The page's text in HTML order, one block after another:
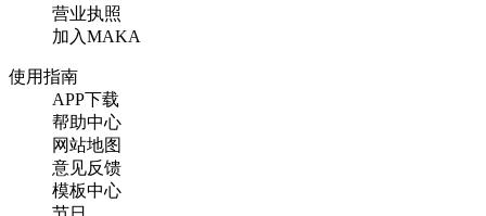
科技感炫彩感恩节商场促
销活动宣传H5
找相似
翻页H5
营业执照
加入MAKA
使用指南
APP下载
帮助中心
网站地图
意见反馈
模板中心